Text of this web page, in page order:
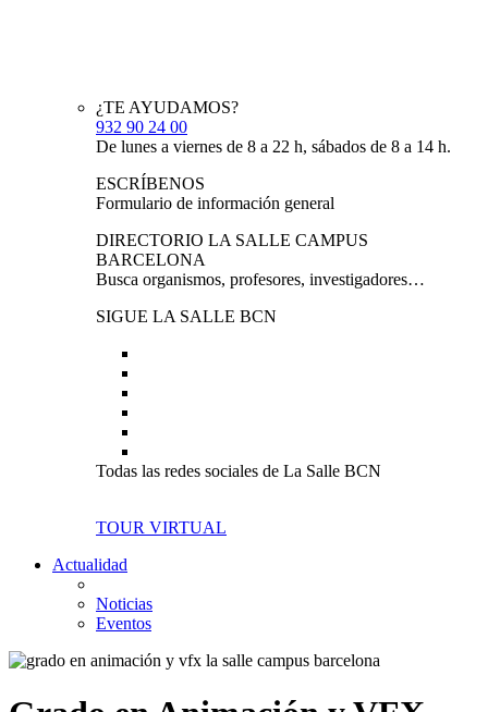
¿TE AYUDAMOS?
932 90 24 00
De lunes a viernes de 8 a 22 h, sábados de 8 a 14 h.
ESCRÍBENOS
Formulario de información general
DIRECTORIO LA SALLE CAMPUS
BARCELONA
Busca organismos, profesores, investigadores…
SIGUE LA SALLE BCN
Todas las redes sociales de La Salle BCN
TOUR VIRTUAL
Actualidad
Noticias
Eventos